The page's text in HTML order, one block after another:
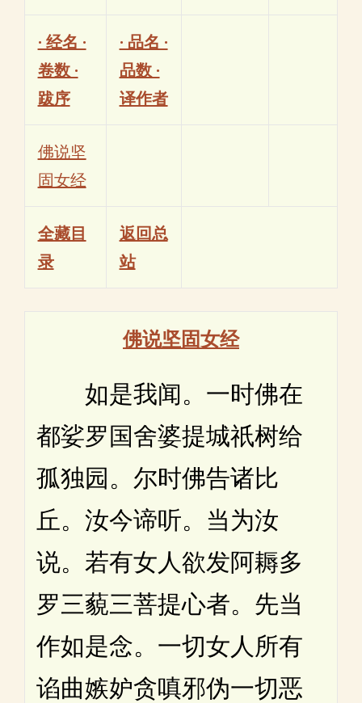
· 经名 ·
卷数 ·
跋序
· 品名 ·
品数 ·
译作者
佛说坚
固女经
全藏目
录
返回总
站
佛说坚固女经
如是我闻。一时佛在
都娑罗国舍婆提城祇树给
孤独园。尔时佛告诸比
丘。汝今谛听。当为汝
说。若有女人欲发阿耨多
罗三藐三菩提心者。先当
作如是念。一切女人所有
谄曲嫉妒贪嗔邪伪一切恶